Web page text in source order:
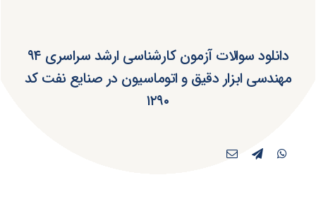
دانلود سوالات آزمون کارشناسی ارشد سراسری ۹۴
مهندسی ابزار دقیق و اتوماسیون در صنایع نفت کد
۱۲۹۰